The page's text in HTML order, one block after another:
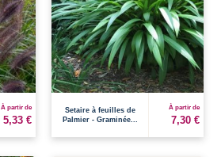
À partir de
5,33 €
Setaire à feuilles de
Palmier - Graminée...
À partir de
7,30 €